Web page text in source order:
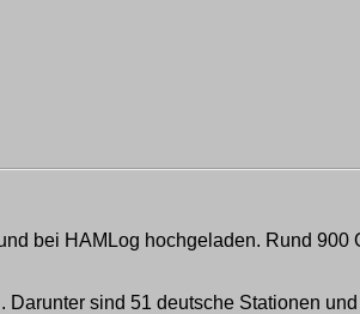
bei HAMLog hochgeladen. Rund 900
sind 51 deutsche Stationen